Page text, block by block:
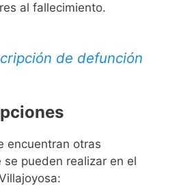
al fallecimiento.
de defunción
encuentran otras
se pueden realizar en el